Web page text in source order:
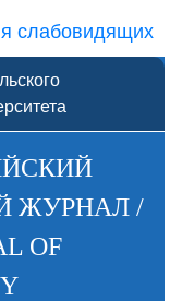
слабовидящих
ЖУРНАЛ /
OF